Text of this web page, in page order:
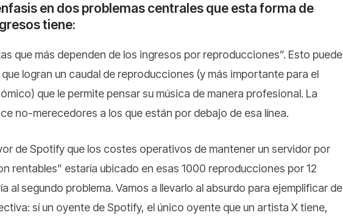
en dos problemas centrales que esta forma de
tiene:
que más dependen de los ingresos por reproducciones”. Esto puede
logran un caudal de reproducciones (y más importante para el
que le permite pensar su música de manera profesional. La
no-merecedores a los que están por debajo de esa línea.
de Spotify que los costes operativos de mantener un servidor por
rentables” estaría ubicado en esas 1000 reproducciones por 12
al segundo problema. Vamos a llevarlo al absurdo para ejemplificar de
sí un oyente de Spotify, el único oyente que un artista X tiene,